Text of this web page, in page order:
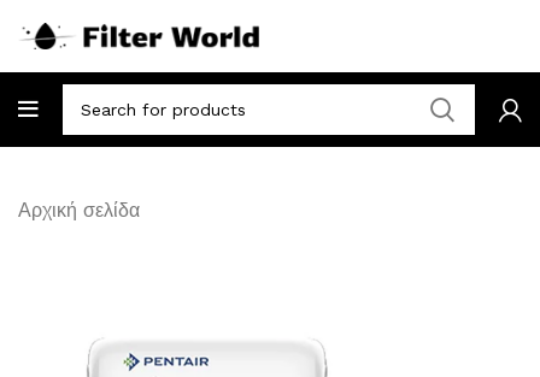
Αρχική σελίδα